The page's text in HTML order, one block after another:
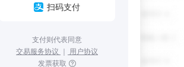
扫码支付
支付则代表同意
交易服务协议 ｜ 用户协议
发票获取